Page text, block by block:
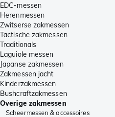
EDC-messen
Herenmessen
Zwitserse zakmessen
Tactische zakmessen
Traditionals
Laguiole messen
Japanse zakmessen
Zakmessen jacht
Kinderzakmessen
Bushcraftzakmessen
Overige zakmessen
Scheermessen & accessoires